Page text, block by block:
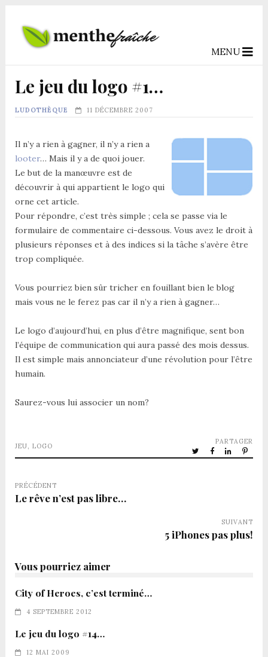
MENU
Le jeu du logo #1…
LUDOTHÈQUE 11 DÉCEMBRE 2007
Il n’y a rien à gagner, il n’y a rien a
looter… Mais il y a de quoi jouer.
Le but de la manœuvre est de
découvrir à qui appartient le logo qui
orne cet article.
Pour répondre, c’est très simple ; cela se passe via le
formulaire de commentaire ci-dessous. Vous avez le droit à
plusieurs réponses et à des indices si la tâche s’avère être
trop compliquée.
Vous pourriez bien sûr tricher en fouillant bien le blog
mais vous ne le ferez pas car il n’y a rien à gagner…
Le logo d’aujourd’hui, en plus d’être magnifique, sent bon
l’équipe de communication qui aura passé des mois dessus.
Il est simple mais annonciateur d’une révolution pour l’être
humain.
Saurez-vous lui associer un nom?
JEU, LOGO
PARTAGER
PRÉCÉDENT
Le rêve n’est pas libre…
SUIVANT
5 iPhones pas plus!
Vous pourriez aimer
City of Heroes, c’est terminé…
4 SEPTEMBRE 2012
Le jeu du logo #14…
12 MAI 2009